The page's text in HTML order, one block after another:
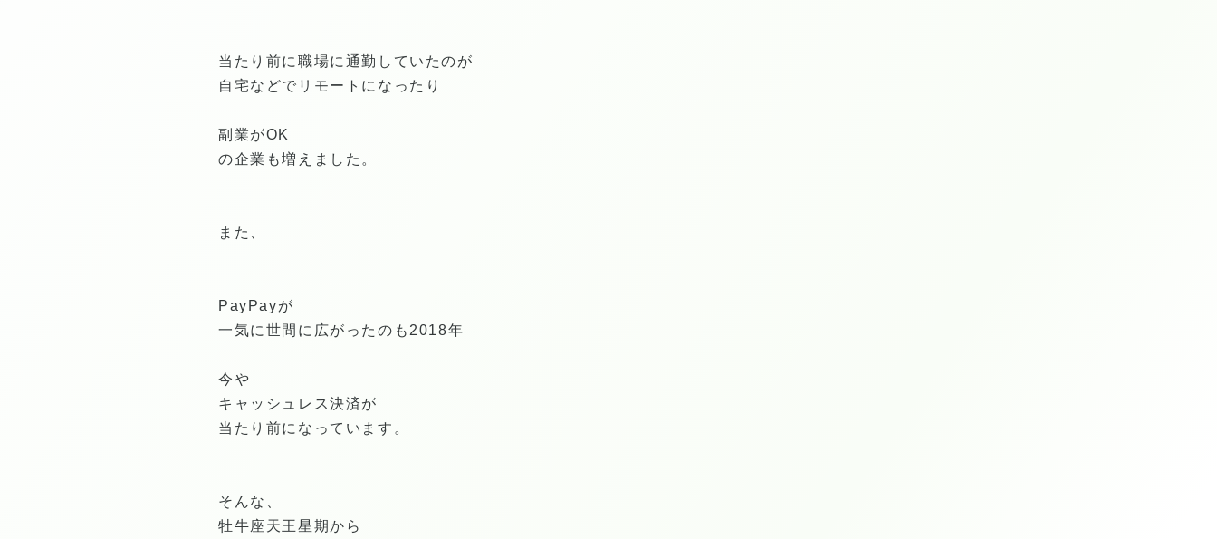
当たり前に職場に通勤していたのが
自宅などでリモートになったり
副業がOK
の企業も増えました。
また、
PayPayが
一気に世間に広がったのも2018年
今や
キャッシュレス決済が
当たり前になっています。
そんな、
牡牛座天王星期から